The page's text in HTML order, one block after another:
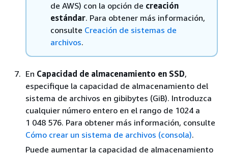
de AWS) con la opción de creación
estándar. Para obtener más información,
consulte Creación de sistemas de
archivos.
En Capacidad de almacenamiento en SSD,
especifique la capacidad de almacenamiento del
sistema de archivos en gibibytes (GiB). Introduzca
cualquier número entero en el rango de 1024 a
1 048 576. Para obtener más información, consulte
Cómo crear un sistema de archivos (consola).
Puede aumentar la capacidad de almacenamiento